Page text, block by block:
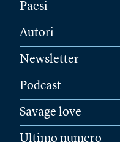
Paesi
Autori
Newsletter
Podcast
Savage love
Ultimo numero